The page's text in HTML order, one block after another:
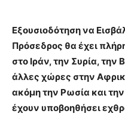
Εξουσιοδότηση να
Πρόσεδρος θα έχει
στο Ιράν, την Συρία, την
άλλες χώρες στην
ακόμη την Ρωσία και
έχουν υποβοηθήσει